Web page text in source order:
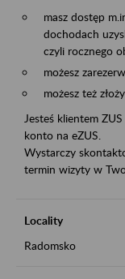
masz dostęp
dochodach
czyli rocznego
możesz
możesz też
Jesteś klientem
konto na eZUS.
Wystarczy
termin wizyty w
Locality
Radomsko